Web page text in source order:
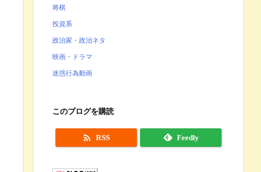
将棋
投資系
政治家・政治ネタ
映画・ドラマ
迷惑行為動画
このブログを購読
 RSS Feedly